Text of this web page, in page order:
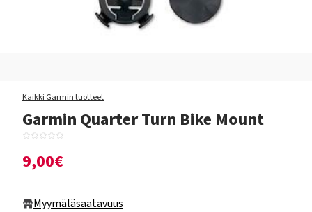
Kaikki Garmin tuotteet
Garmin Quarter Turn Bike Mount
9,00€
Myymäläsaatavuus